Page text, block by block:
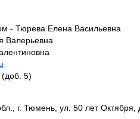
- Тюрева Елена Васильевна
Валерьевна
5)
г. Тюмень, ул. 50 лет Октября,